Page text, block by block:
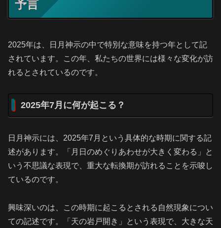
予言
2025年は、日月神示の中で特別な意味を持つ年として記
されています。この年、私たちの世界には様々な変化が訪
れるとされているのです。
2025年7月に何が起こる？
日月神示には、2025年7月という具体的な時期に関する記
述があります。「月日のめぐりあわせが大きく変わる」と
いう不思議な表現で、重大な転換期が訪れることを示唆し
ているのです。
興味深いのは、この時期に起こるとされる自然現象につい
ての記述です。「天の岩戸開き」という表現で、大きな天